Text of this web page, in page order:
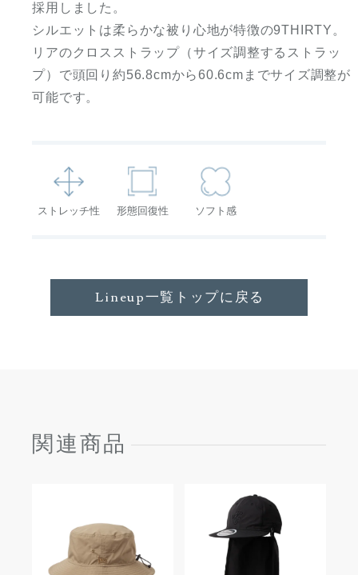
採用しました。
シルエットは柔らかな被り心地が特徴の9THIRTY。
リアのクロスストラップ（サイズ調整するストラッ
プ）で頭回り約56.8cmから60.6cmまでサイズ調整が
可能です。
ストレッチ性 形態回復性 ソフト感
Lineup一覧トップに戻る
関連商品